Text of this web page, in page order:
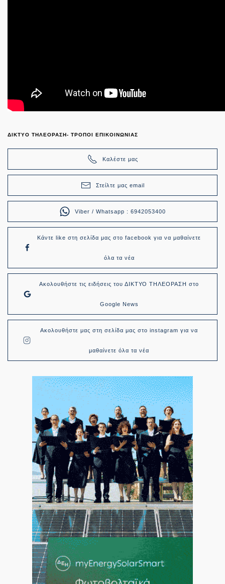
ΔΙΚΤΥΟ ΤΗΛΕΟΡΑΣΗ- ΤΡΟΠΟΙ ΕΠΙΚΟΙΝΩΝΙΑΣ
Καλέστε μας
Στείλτε μας email
Viber / Whatsapp : 6942053400
Κάντε like στη σελίδα μας στο facebook για να μαθαίνετε
όλα τα νέα
Ακολουθήστε τις ειδήσεις του ΔΙΚΤΥΟ ΤΗΛΕΟΡΑΣΗ στο
Google News
Ακολουθήστε μας στη σελίδα μας στο instagram για να
μαθαίνετε όλα τα νέα